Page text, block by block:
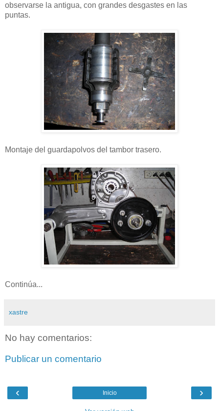
observarse la antigua, con grandes desgastes en las
puntas.
Montaje del guardapolvos del tambor trasero.
Continúa...
xastre
No hay comentarios:
Publicar un comentario
‹ ›
Inicio